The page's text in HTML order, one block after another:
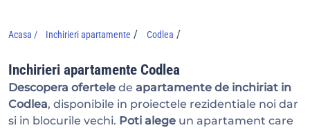
Acasa / Inchirieri apartamente / Codlea /
Inchirieri apartamente Codlea
Descopera ofertele de apartamente de inchiriat in
Codlea, disponibile in proiectele rezidentiale noi dar
si in blocurile vechi. Poti alege un apartament care